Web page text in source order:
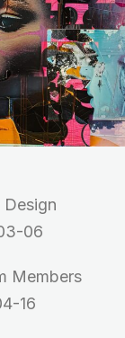
Design
06
Members
16